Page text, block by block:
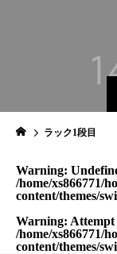
ラック1段目
Warning:
/home/xs866771/
content/themes/
Warning:
/home/xs866771/
content/themes/